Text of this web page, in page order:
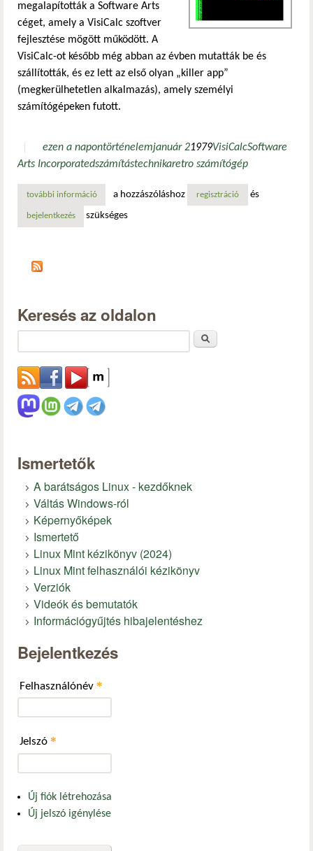
megalapították a Software Arts
céget, amely a VisiCalc szoftver
fejlesztése mögött működött. A
VisiCalc-ot később még abban az évben mutatták be és
szállították, és ez lett az első olyan „killer app”
(megkerülhetetlen alkalmazás), amely személyi
számítógépeken futott.
ezen a napontörténelemjanuár 21979VisiCalcSoftware
Arts Incorporatedszámítástechnikaretro számítógép
további információa software arts incorporated megalapítása tartalommal
a hozzászóláshoz regisztráció és
bejelentkezés szükséges
Keresés az oldalon
Ismertetők
A barátságos Linux - kezdőknek
Váltás Windows-ról
Képernyőképek
Ismertető
Linux Mint kézikönyv (2024)
Linux Mint felhasználói kézikönyv
Verziók
Videók és bemutatók
Információgyűjtés hibajelentéshez
Bejelentkezés
Felhasználónév *
Jelszó *
Új fiók létrehozása
Új jelszó igénylése